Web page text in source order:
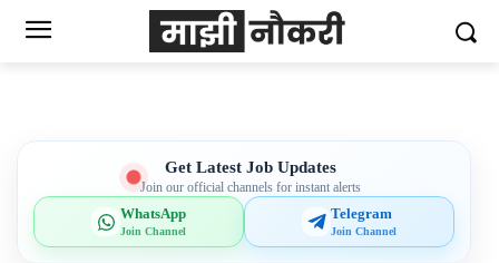
Get Latest Job Updates
Join our official channels for instant alerts
WhatsApp
Join Channel
Telegram
Join Channel